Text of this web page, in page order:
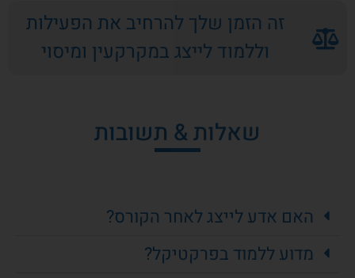
אודות
המרצה
זה הזמן שלך להרחיב את הפעילות
וללמוד לייצג במקרקעין ומיסוי
שאלות & תשובות
האם אדע לייצג לאחר הקורס?
מדוע ללמוד בפרקטיקל?